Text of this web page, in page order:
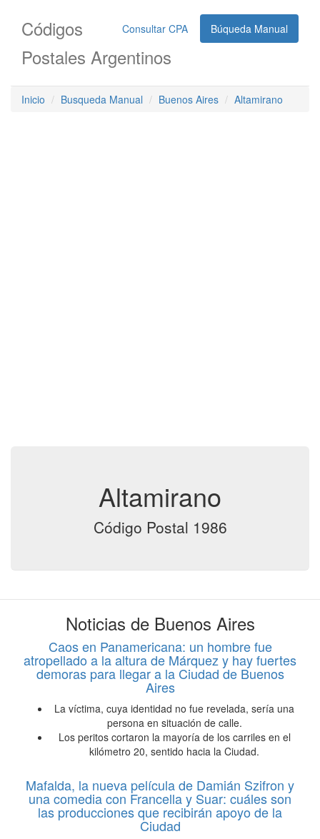
Consultar CPA Búqueda Manual
Códigos
Postales Argentinos
Inicio Busqueda Manual Buenos Aires Altamirano
Altamirano
Código Postal 1986
Noticias de Buenos Aires
Caos en Panamericana: un hombre fue
atropellado a la altura de Márquez y hay fuertes
demoras para llegar a la Ciudad de Buenos
Aires
La víctima, cuya identidad no fue revelada, sería una
persona en situación de calle.
Los peritos cortaron la mayoría de los carriles en el
kilómetro 20, sentido hacia la Ciudad.
Mafalda, la nueva película de Damián Szifron y
una comedia con Francella y Suar: cuáles son
las producciones que recibirán apoyo de la
Ciudad